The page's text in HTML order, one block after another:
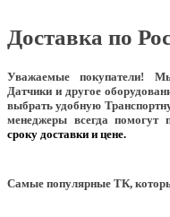
Доставка по
Уважаемые покупатели! Мы
Датчики и другое
выбрать удобную
менеджеры всегда помогут
сроку доставки и цене.
Самые популярные ТК,